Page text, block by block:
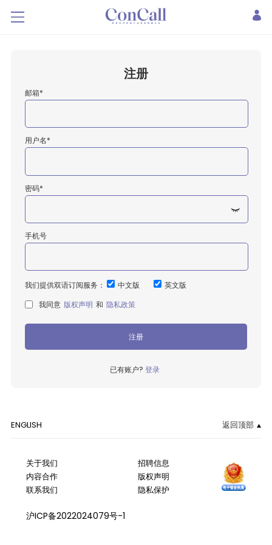
注册
邮箱*
用户名*
密码*
手机号
我们提供双语订阅服务： 中文版
英文版
我同意 版权声明 和 隐私政策
注册
已有账户? 登录
ENGLISH 返回顶部
关于我们
内容合作
联系我们
招聘信息
版权声明
隐私保护
沪ICP备2022024079号-1